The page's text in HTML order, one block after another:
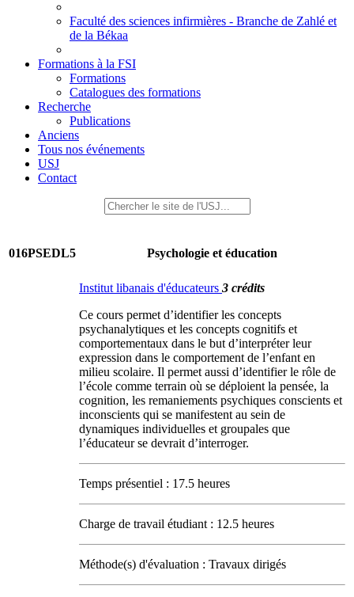
Faculté des sciences infirmières - Branche de Zahlé et
de la Békaa
Formations à la FSI
Formations
Catalogues des formations
Recherche
Publications
Anciens
Tous nos événements
USJ
Contact
016PSEDL5 Psychologie et éducation
Institut libanais d'éducateurs 3 crédits
Ce cours permet d’identifier les concepts
psychanalytiques et les concepts cognitifs et
comportementaux dans le but d’interpréter leur
expression dans le comportement de l’enfant en
milieu scolaire. Il permet aussi d’identifier le rôle de
l’école comme terrain où se déploient la pensée, la
cognition, les remaniements psychiques conscients et
inconscients qui se manifestent au sein de
dynamiques individuelles et groupales que
l’éducateur se devrait d’interroger.
Temps présentiel : 17.5 heures
Charge de travail étudiant : 12.5 heures
Méthode(s) d'évaluation : Travaux dirigés